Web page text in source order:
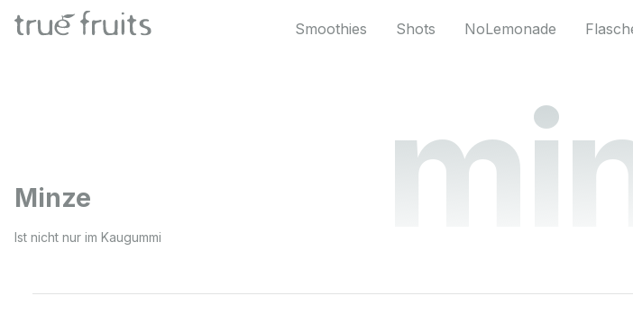
Hauptinhalt springen
Zur Suche springen
Zur Hauptnavigation springen Smoothies Shots NoLemonade
Minze
Ist nicht nur im Kaugummi